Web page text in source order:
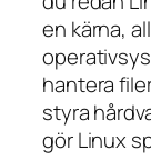
en kärna,
hantera
styra
gör Linux